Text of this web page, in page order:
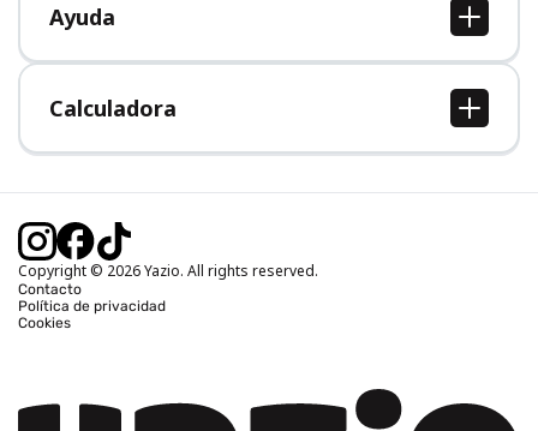
Ayuda
Centro de ayuda
Calculadora
Calcular IMC
Calcular peso ideal
Calcular calorías quemadas
Copyright © 2026 Yazio. All rights reserved.
Contacto
Política de privacidad
Cookies